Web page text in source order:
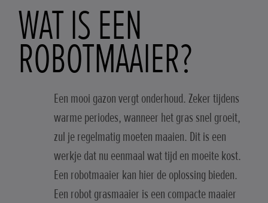
WAT IS EEN
ROBOTMAAIER?
Een mooi gazon vergt onderhoud. Zeker tijdens
warme periodes, wanneer het gras snel groeit,
zul je regelmatig moeten maaien. Dit is een
werkje dat nu eenmaal wat tijd en moeite kost.
Een robotmaaier kan hier de oplossing bieden.
Een robot grasmaaier is een compacte maaier